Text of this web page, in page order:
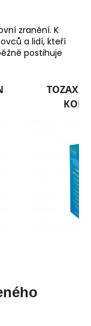
zranění. K
a lidí, kteří
postihuje